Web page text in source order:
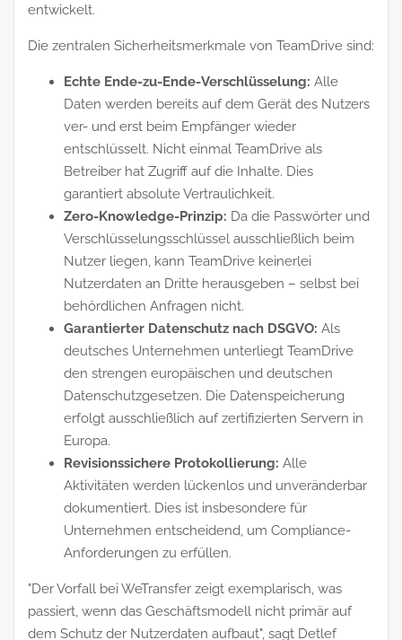
entwickelt.
Die zentralen Sicherheitsmerkmale von TeamDrive sind:
Echte Ende-zu-Ende-Verschlüsselung: Alle
Daten werden bereits auf dem Gerät des Nutzers
ver- und erst beim Empfänger wieder
entschlüsselt. Nicht einmal TeamDrive als
Betreiber hat Zugriff auf die Inhalte. Dies
garantiert absolute Vertraulichkeit.
Zero-Knowledge-Prinzip: Da die Passwörter und
Verschlüsselungsschlüssel ausschließlich beim
Nutzer liegen, kann TeamDrive keinerlei
Nutzerdaten an Dritte herausgeben – selbst bei
behördlichen Anfragen nicht.
Garantierter Datenschutz nach DSGVO: Als
deutsches Unternehmen unterliegt TeamDrive
den strengen europäischen und deutschen
Datenschutzgesetzen. Die Datenspeicherung
erfolgt ausschließlich auf zertifizierten Servern in
Europa.
Revisionssichere Protokollierung: Alle
Aktivitäten werden lückenlos und unveränderbar
dokumentiert. Dies ist insbesondere für
Unternehmen entscheidend, um Compliance-
Anforderungen zu erfüllen.
"Der Vorfall bei WeTransfer zeigt exemplarisch, was
passiert, wenn das Geschäftsmodell nicht primär auf
dem Schutz der Nutzerdaten aufbaut", sagt Detlef